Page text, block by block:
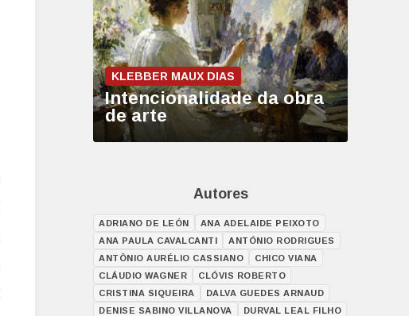
KLEBBER MAUX DIAS
Intencionalidade da obra
de arte
Autores
ADRIANO DE LEÓN
ANA ADELAIDE PEIXOTO
ANA PAULA CAVALCANTI
ANTÓNIO RODRIGUES
ANTÔNIO AURÉLIO CASSIANO
CHICO VIANA
CLÁUDIO WAGNER
CLÓVIS ROBERTO
CRISTINA SIQUEIRA
DALVA GUEDES ARNAUD
DENISE SABINO VILLANOVA
DURVAL LEAL FILHO